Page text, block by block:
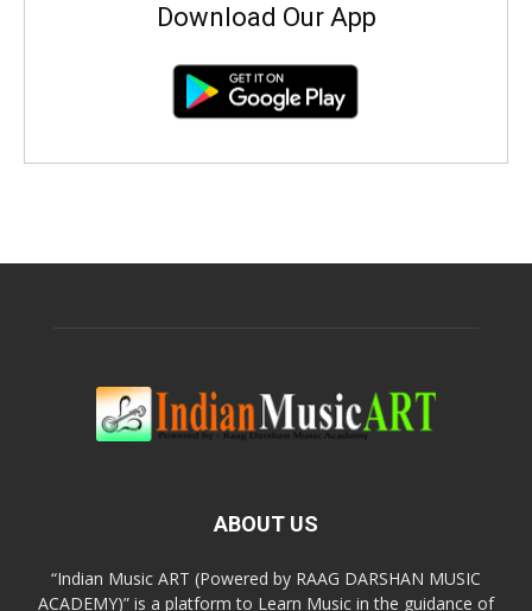
Download Our App
ABOUT US
“Indian Music ART (Powered by RAAG DARSHAN MUSIC
ACADEMY)” is a platform to Learn Music in the guidance of